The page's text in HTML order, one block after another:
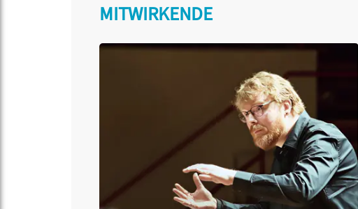
MITWIRKENDE